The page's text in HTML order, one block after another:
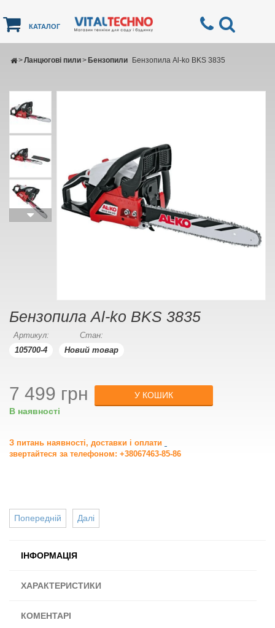
КАТАЛОГ
Ланцюгові пили
> Бензопили
> Бензопила Al-ko BKS 3835
Бензопила Al-ko BKS 3835
Артикул:
105700-4
Стан:
Новий товар
7 499 грн
В наявності
У КОШИК
З питань наявності, доставки і оплати
звертайтеся за телефоном: +38067463-85-86
Далі
Попередній
ІНФОРМАЦІЯ
ХАРАКТЕРИСТИКИ
КОМЕНТАРІ